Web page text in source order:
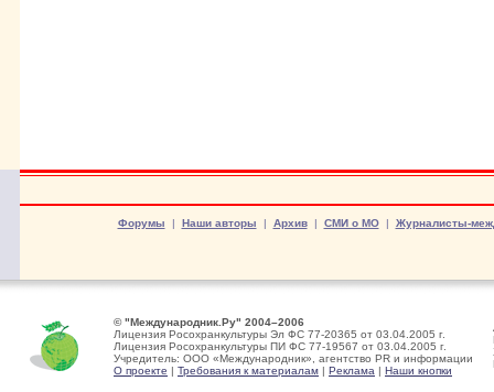
Форумы | Наши авторы | Архив| СМИ о МО| Журналисты-
© "Международник.Ру" 2004–2006
Лицензия Росохранкультуры Эл ФС 77-20365 от 03.04.2005 г.
Лицензия Росохранкультуры ПИ ФС 77-19567 от 03.04.2005 г.
Учредитель: ООО «Международник», агентство PR и информации
О проекте | Требования к материалам | Реклама | Наши кнопки